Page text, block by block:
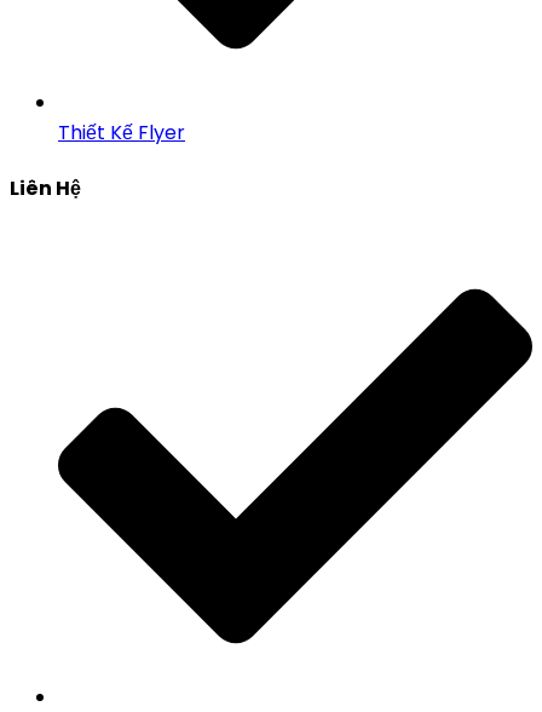
Thiết Kế Flyer
Liên Hệ